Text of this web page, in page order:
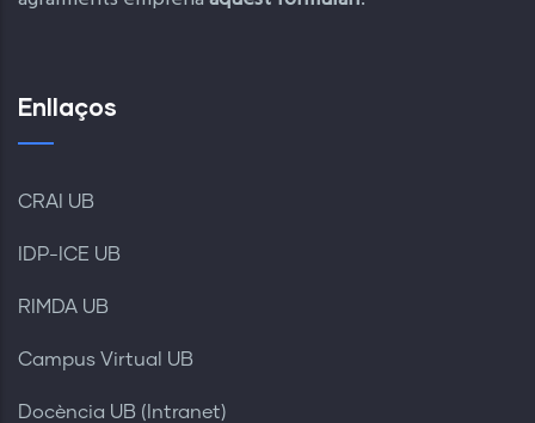
Enllaços
CRAI UB
IDP-ICE UB
RIMDA UB
Campus Virtual UB
Docència UB (Intranet)